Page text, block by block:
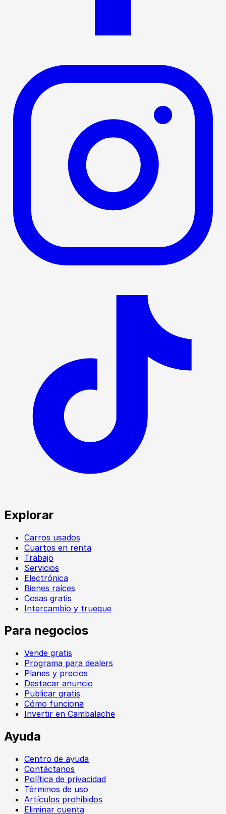
Explorar
Carros usados
Cuartos en renta
Trabajo
Servicios
Electrónica
Bienes raíces
Cosas gratis
Intercambio y trueque
Para negocios
Vende gratis
Programa para dealers
Planes y precios
Destacar anuncio
Publicar gratis
Cómo funciona
Invertir en Cambalache
Ayuda
Centro de ayuda
Contáctanos
Política de privacidad
Términos de uso
Artículos prohibidos
Eliminar cuenta